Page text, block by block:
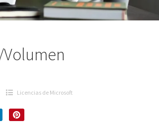
Volumen
Licencias de Microsoft